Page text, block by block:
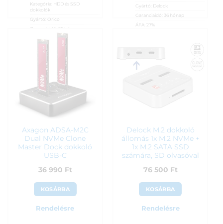
Kategória: HDD és SSD
dokkolók
Gyártó: Orico
Garanciaidő:
36 hónap
Azonosító:
56123
24 990
Gyártó: Delock
Garanciaidő:
36 hónap
ÁFA:
27%
Axagon ADSA-M2C
Dual NVMe Clone
Master Dock dokkoló
USB-C
36 990 Ft
KOSÁRBA
Rendelésre
Delock M.2 dokkoló
állomás 1x M.2 NVMe +
1x M.2 SATA SSD
számára, SD olvasóval
76 500 Ft
KOSÁRBA
Rendelésre